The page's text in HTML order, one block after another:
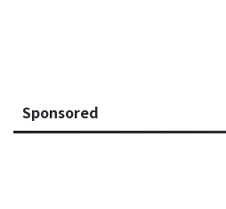
Sponsored